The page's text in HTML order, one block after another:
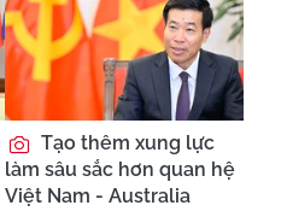
Tạo thêm xung lực
làm sâu sắc hơn quan hệ
Việt Nam - Australia